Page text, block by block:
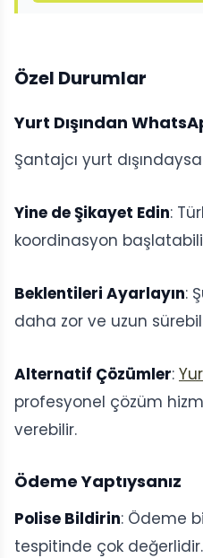
Özel Durumlar
Yurt Dışından
Şantajcı yurt
Yine de Şikayet Edin:
koordinasyon
Beklentileri Ayarlayın:
daha zor ve uzun
Alternatif Çözümler:
profesyonel çözüm
verebilir.
Ödeme Yaptıysanız
Polise Bildirin: Ödeme
tespitinde çok değerlidir.